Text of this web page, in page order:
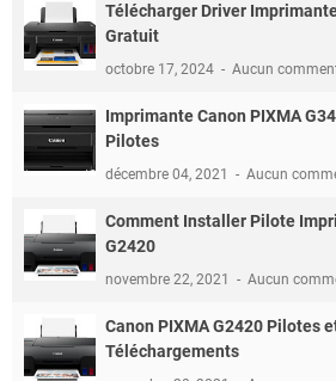
Télécharger Driver
Gratuit
octobre 17, 2024 Aucun
Imprimante Canon PIXMA
Pilotes
décembre 04, 2021 Aucun
Comment Installer Pilote
G2420
novembre 22, 2021 Aucun
Canon PIXMA G2420 Pilotes
Téléchargements